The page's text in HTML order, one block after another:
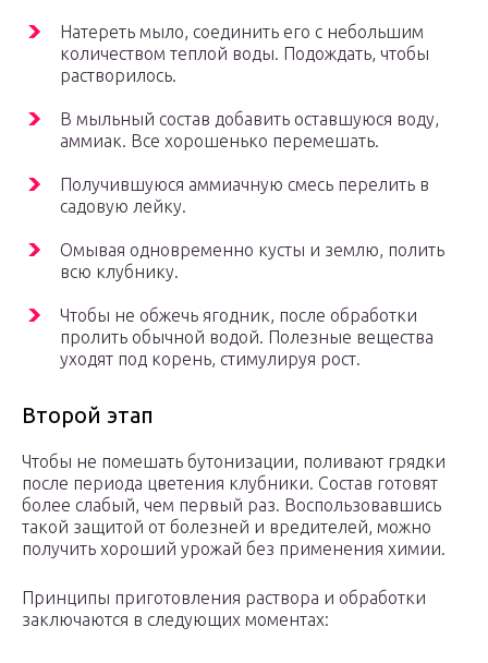
Натереть мыло, соединить его с небольшим
количеством теплой воды. Подождать, чтобы
растворилось.
В мыльный состав добавить оставшуюся воду,
аммиак. Все хорошенько перемешать.
Получившуюся аммиачную смесь перелить в
садовую лейку.
Омывая одновременно кусты и землю, полить
всю клубнику.
Чтобы не обжечь ягодник, после обработки
пролить обычной водой. Полезные вещества
уходят под корень, стимулируя рост.
Второй этап
Чтобы не помешать бутонизации, поливают грядки
после периода цветения клубники. Состав готовят
более слабый, чем первый раз. Воспользовавшись
такой защитой от болезней и вредителей, можно
получить хороший урожай без применения химии.
Принципы приготовления раствора и обработки
заключаются в следующих моментах: